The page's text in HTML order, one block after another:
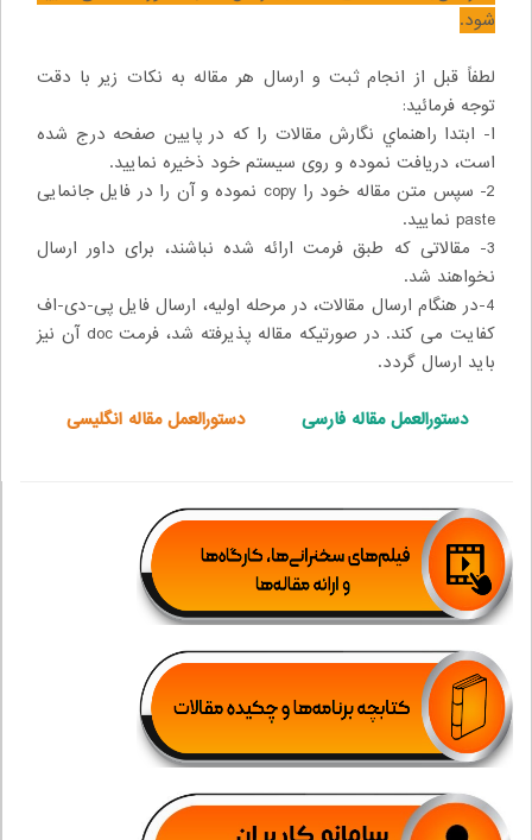
شود.
لطفاً قبل از انجام ثبت و ارسال هر مقاله به نکات زیر با دقت
توجه فرمائید:
ا- ابتدا راهنماي نگارش مقالات را که در پایین صفحه درج شده
است، دریافت نموده و روی سیستم خود ذخیره نمایید.
2- سپس متن مقاله خود را copy نموده و آن را در فایل جانمایی
paste نمایید.
3- مقالاتی که طبق فرمت ارائه شده نباشند، برای داور ارسال
نخواهند شد.
4-در هنگام ارسال مقالات، در مرحله اولیه، ارسال فایل پی-دی-اف
کفایت می کند. در صورتیکه مقاله پذیرفته شد، فرمت doc آن نیز
باید ارسال گردد.
دستورالعمل مقاله فارسی دستورالعمل مقاله انگلیسی